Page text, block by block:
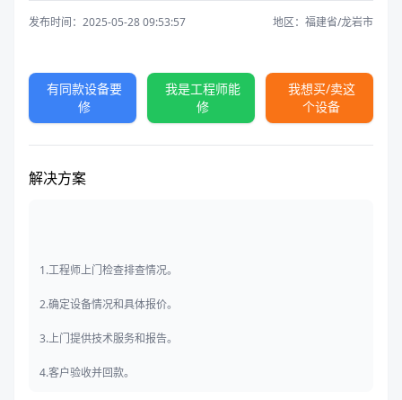
发布时间：2025-05-28 09:53:57 地区：福建省/龙岩市
有同款设备要
修
我是工程师能
修
我想买/卖这
个设备
解决方案
1.工程师上门检查排查情况。
2.确定设备情况和具体报价。
3.上门提供技术服务和报告。
4.客户验收并回款。